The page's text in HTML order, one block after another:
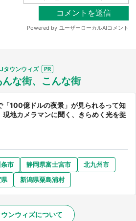
Jタウンウィズ
な街、こんな街
「100億ドルの夜景」が見られるって知
地カメラマンに聞く、きらめく光を捉
市 静岡県富士宮市
北九州市
新潟県粟島浦村
ンウィズについて